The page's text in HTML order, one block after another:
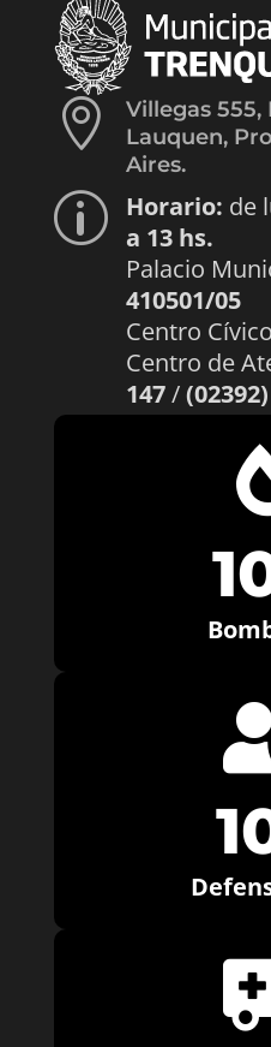

Villegas
Lauquen,
Aires.
p Horario: de
a 13 hs.
Palacio
410501/05
Centro Cívico
Centro de
147/